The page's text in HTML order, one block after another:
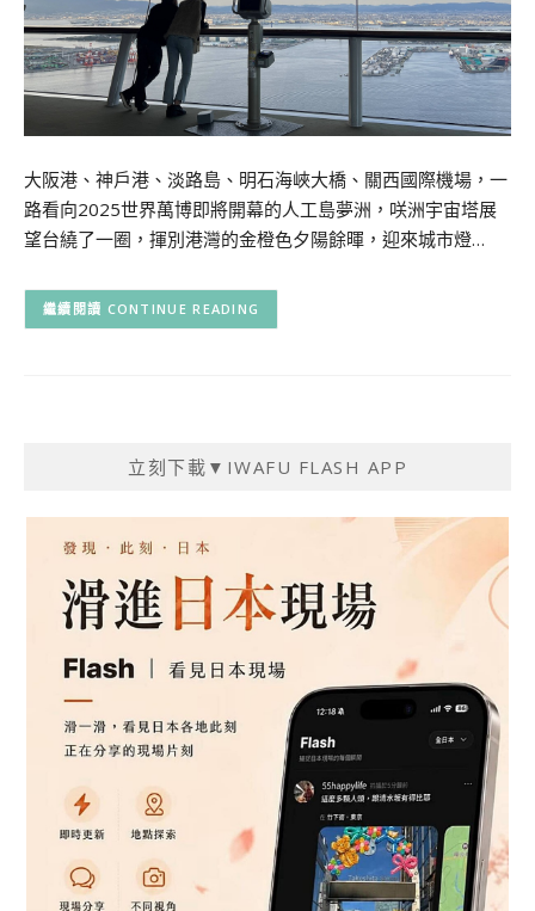
大阪港、神戶港、淡路島、明石海峽大橋、關西國際機場，一
路看向2025世界萬博即將開幕的人工島夢洲，咲洲宇宙塔展
望台繞了一圈，揮別港灣的金橙色夕陽餘暉，迎來城市燈…
CONTINUE READING
立刻下載▼IWAFU FLASH APP